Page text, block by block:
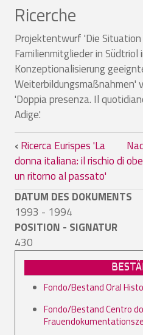
Ricerche
Projektentwurf 'Die
Familienmitglieder in Südtriol
Konzeptionalisierung
Weiterbildungsmaßnahmen'
'Doppia presenza. Il
Adige'.
Links für das
‹ Ricerca Eurispes 'La
donna italiana: il rischio di
un ritorno al passato'
DATUM DES DOKUMENTS
1993 - 1994
POSITION - SIGNATUR
430
Fondo/Bestand Oral
Fondo/Bestand Centro